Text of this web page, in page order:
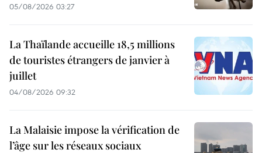
05/08/2026 03:27
La Thaïlande accueille 18,5 millions
de touristes étrangers de janvier à
juillet
04/08/2026 09:32
La Malaisie impose la vérification de
l’âge sur les réseaux sociaux